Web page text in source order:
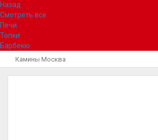
Назад
Смотреть все
Печи
Топки
Барбекю
Камины Москва